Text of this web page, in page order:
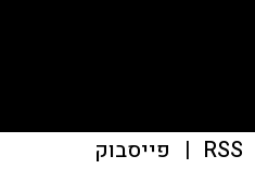
RSS
| פייסבוק